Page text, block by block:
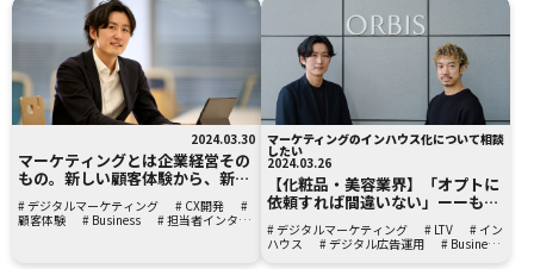
2024.03.30
マーケティングとは企業経営その
もの。新しい顧客体験から、新た
な市場を創出する新時代のマーケ
ティング戦略
# デジタルマーケティング # CX開発
#
顧客体験
# Business
# 担当者インタビ
マーケティングのインハウス化について相談
したい
2024.03.26
【化粧品・美容業界】「オプトに
依頼すれば間違いない」ーーもう
一段上のマーケティングを目指
し、インハウス化を決断。「人を
軸とした価値提供」を実感し
# デジタルマーケティング # LTV
# イン
ハウス
# デジタル広告運用 # Business